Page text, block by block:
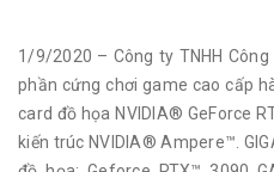
1/9/2020 – Công ty TNHH
phần cứng chơi game cao cấp
card đồ họa NVIDIA® GeForce
kiến trúc NVIDIA® Ampere™.